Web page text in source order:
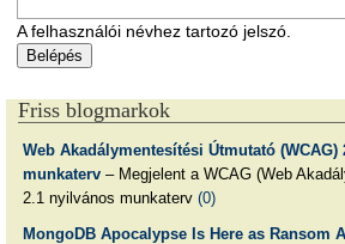
A felhasználói névhez tartozó jelszó.
Friss blogmarkok
Web Akadálymentesítési Útmutató
munkaterv– Megjelent a WCAG (Web
2.1 nyilvános munkaterv (0)
MongoDB Apocalypse Is Here as Ransom